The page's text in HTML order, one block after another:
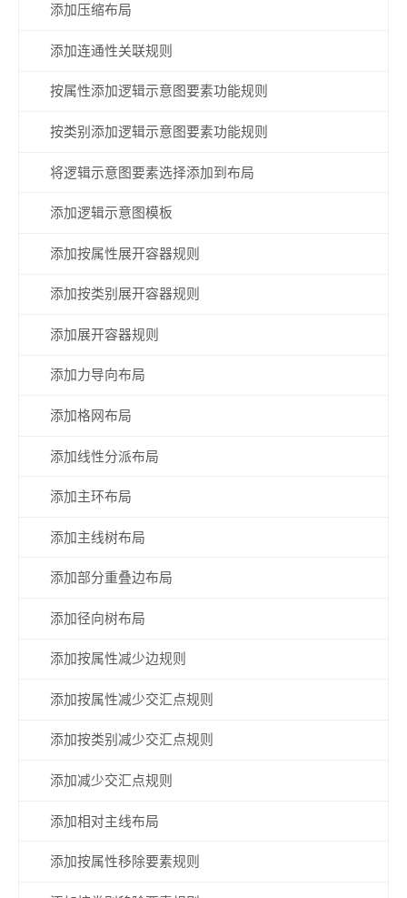
添加压缩布局
添加连通性关联规则
按属性添加逻辑示意图要素功能规则
按类别添加逻辑示意图要素功能规则
将逻辑示意图要素选择添加到布局
添加逻辑示意图模板
添加按属性展开容器规则
添加按类别展开容器规则
添加展开容器规则
添加力导向布局
添加格网布局
添加线性分派布局
添加主环布局
添加主线树布局
添加部分重叠边布局
添加径向树布局
添加按属性减少边规则
添加按属性减少交汇点规则
添加按类别减少交汇点规则
添加减少交汇点规则
添加相对主线布局
添加按属性移除要素规则